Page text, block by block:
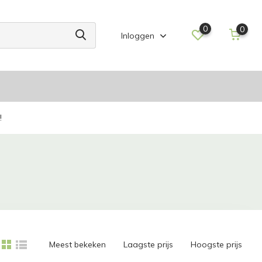
Inloggen
0 0
Meest bekeken Laagste prijs Hoogste prijs